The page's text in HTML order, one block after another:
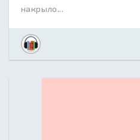
накрыло...